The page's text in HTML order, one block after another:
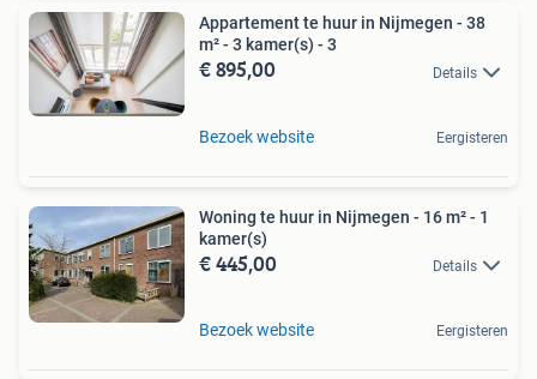
Appartement te huur in Nijmegen - 38
m² - 3 kamer(s) - 3
€ 895,00 Details
Bezoek website Eergisteren
Woning te huur in Nijmegen - 16 m² - 1
kamer(s)
€ 445,00 Details
Bezoek website Eergisteren